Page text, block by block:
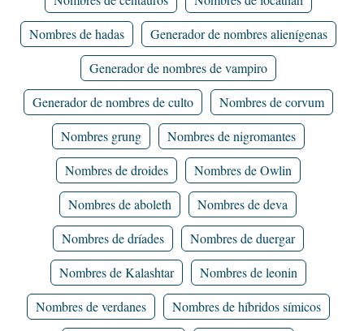
Nombres de hadas
Generador de nombres alienígenas
Generador de nombres de vampiro
Generador de nombres de culto
Nombres de corvum
Nombres grung
Nombres de nigromantes
Nombres de droides
Nombres de Owlin
Nombres de aboleth
Nombres de deva
Nombres de dríades
Nombres de duergar
Nombres de Kalashtar
Nombres de leonin
Nombres de verdanes
Nombres de híbridos símicos